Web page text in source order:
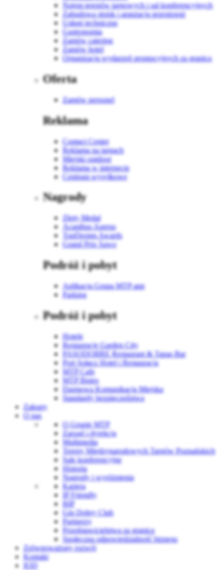
Najem terenów targowych i sal konferencyjnych
Zabudowa stoisk i aranżacja przestrzeni
Usługi techniczne
Gastronomia
Zamów catering
Zamów hotel
Organizacja wydarzeń promocyjnych za granicą
Oferta
Zamów personel
Reklama
Contact Center
Reklama na targach
Miejski outdoor
Reklama w internecie
Centrum wysyłkowe
Nagrody
Złoty Medal
Acanthus Aureus
TopDesign Awards
Grand Prix Sawo
Podróż i pobyt
Aplikacja Grupa MTP app
Parking
Podróż i pobyt
Hotele
Restauracje Garden City
PASODOBRE Restaurant & Tapas Bar
Port Sołacz Hotel i Restauracja
MTP Cafe
MTP Bistro
Darmowa Komunikacja Miejska
Standardy bezpieczeństwa
Zakupy
O nas
O Grupie MTP
Zarząd i dyrekcja
Multimedia
Tereny Międzynarodowych Targów Poznańskich
Sale konferencyjne
Historia
Nagrody i wyróżnienia
Kariera
IP Friendly
BIP
Gin Dobry Club
Partnerzy
Przedstawicielstwa za granicą
Społeczna odpowiedzialność biznesu
Zrównoważony rozwój
Kontakt
IOD